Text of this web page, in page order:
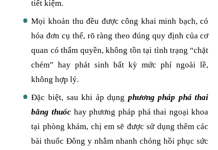
tiết kiệm.
Mọi khoản thu đều được công khai minh bạch, có
hóa đơn cụ thể, rõ ràng theo đúng quy định của cơ
quan có thẩm quyền, không tồn tại tình trạng “chặt
chém” hay phát sinh bất kỳ mức phí ngoài lề,
không hợp lý.
Đặc biệt, sau khi áp dụng phương pháp phá thai
bằng thuốc hay phương pháp phá thai ngoại khoa
tại phòng khám, chị em sẽ được sử dụng thêm các
bài thuốc Đông y nhằm nhanh chóng hồi phục sức